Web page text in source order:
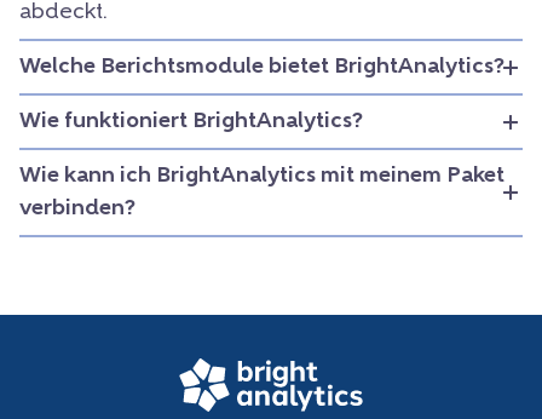
abdeckt.
Welche Berichtsmodule bietet BrightAnalytics?
Wie funktioniert BrightAnalytics?
Wie kann ich BrightAnalytics mit meinem Paket
verbinden?